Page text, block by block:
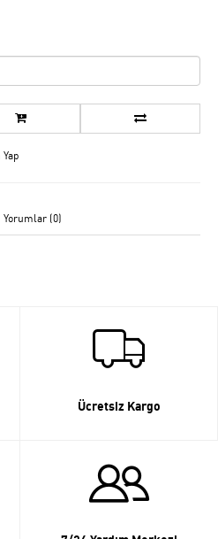
Yorumlar (0)
Ücretsiz Kargo